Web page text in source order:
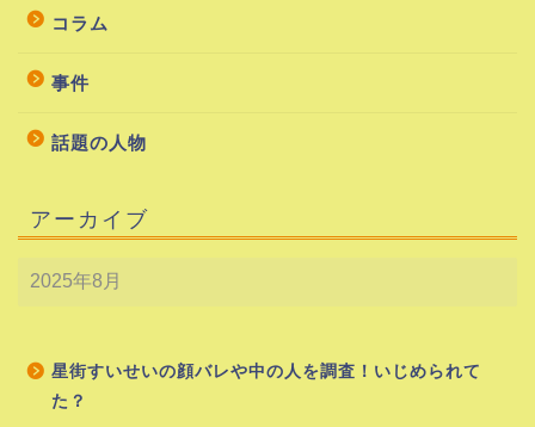
コラム
事件
話題の人物
アーカイブ
星街すいせいの顔バレや中の人を調査！いじめられて
た？